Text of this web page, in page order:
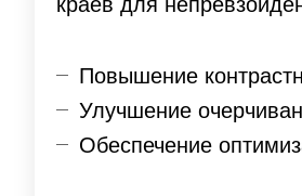
Повышение
Улучшение
Обеспечение